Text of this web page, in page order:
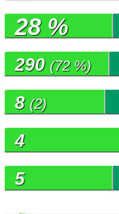
28 %
290 (72 %)
8 (2)
4
5